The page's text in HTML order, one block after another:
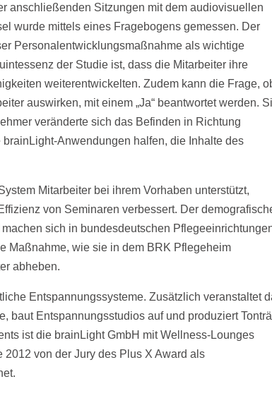
anschließenden Sitzungen mit dem audiovisuellen
wurde mittels eines Fragebogens gemessen. Der
Personalentwicklungsmaßnahme als wichtige
der Studie ist, dass die Mitarbeiter ihre
weiterentwickelten. Zudem kann die Frage,
auswirken, mit einem „Ja“ beantwortet werden.
veränderte sich das Befinden in Richtung
Anwendungen halfen, die Inhalte des
Mitarbeiter bei ihrem Vorhaben unterstützt,
von Seminaren verbessert. Der
sich in bundesdeutschen
Maßnahme, wie sie in dem BRK Pflegeheim
abheben.
Entspannungssysteme. Zusätzlich veranstaltet
baut Entspannungsstudios auf und produziert
ist die brainLight GmbH mit Wellness-Lounges
von der Jury des Plus X Award als